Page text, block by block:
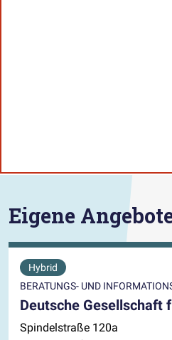
Eigene
Hybrid
BERATUNGS- UND
Deutsche Gesellschaft
Spindelstraße 120a